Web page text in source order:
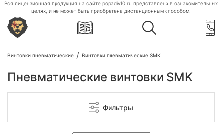
Вся лицензионная продукция на сайте popadiv10.ru представлена в ознакомительных
целях, и не может быть приобретена дистанционным способом.
Винтовки пневматические Винтовки пневматические SMK
Пневматические винтовки SMK
Фильтры